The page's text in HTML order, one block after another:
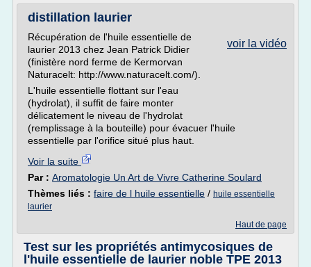
distillation laurier
voir la vidéo
Récupération de l'huile essentielle de
laurier 2013 chez Jean Patrick Didier
(finistère nord ferme de Kermorvan
Naturacelt: http://www.naturacelt.com/).
L'huile essentielle flottant sur l'eau
(hydrolat), il suffit de faire monter
délicatement le niveau de l'hydrolat
(remplissage à la bouteille) pour évacuer l'huile
essentielle par l'orifice situé plus haut.
Voir la suite
Par : Aromatologie Un Art de Vivre Catherine Soulard
Thèmes liés : faire de l huile essentielle / huile essentielle
laurier
Haut de page
Test sur les propriétés antimycosiques de
l'huile essentielle de laurier noble TPE 2013